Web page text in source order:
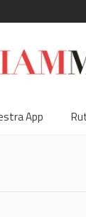
App